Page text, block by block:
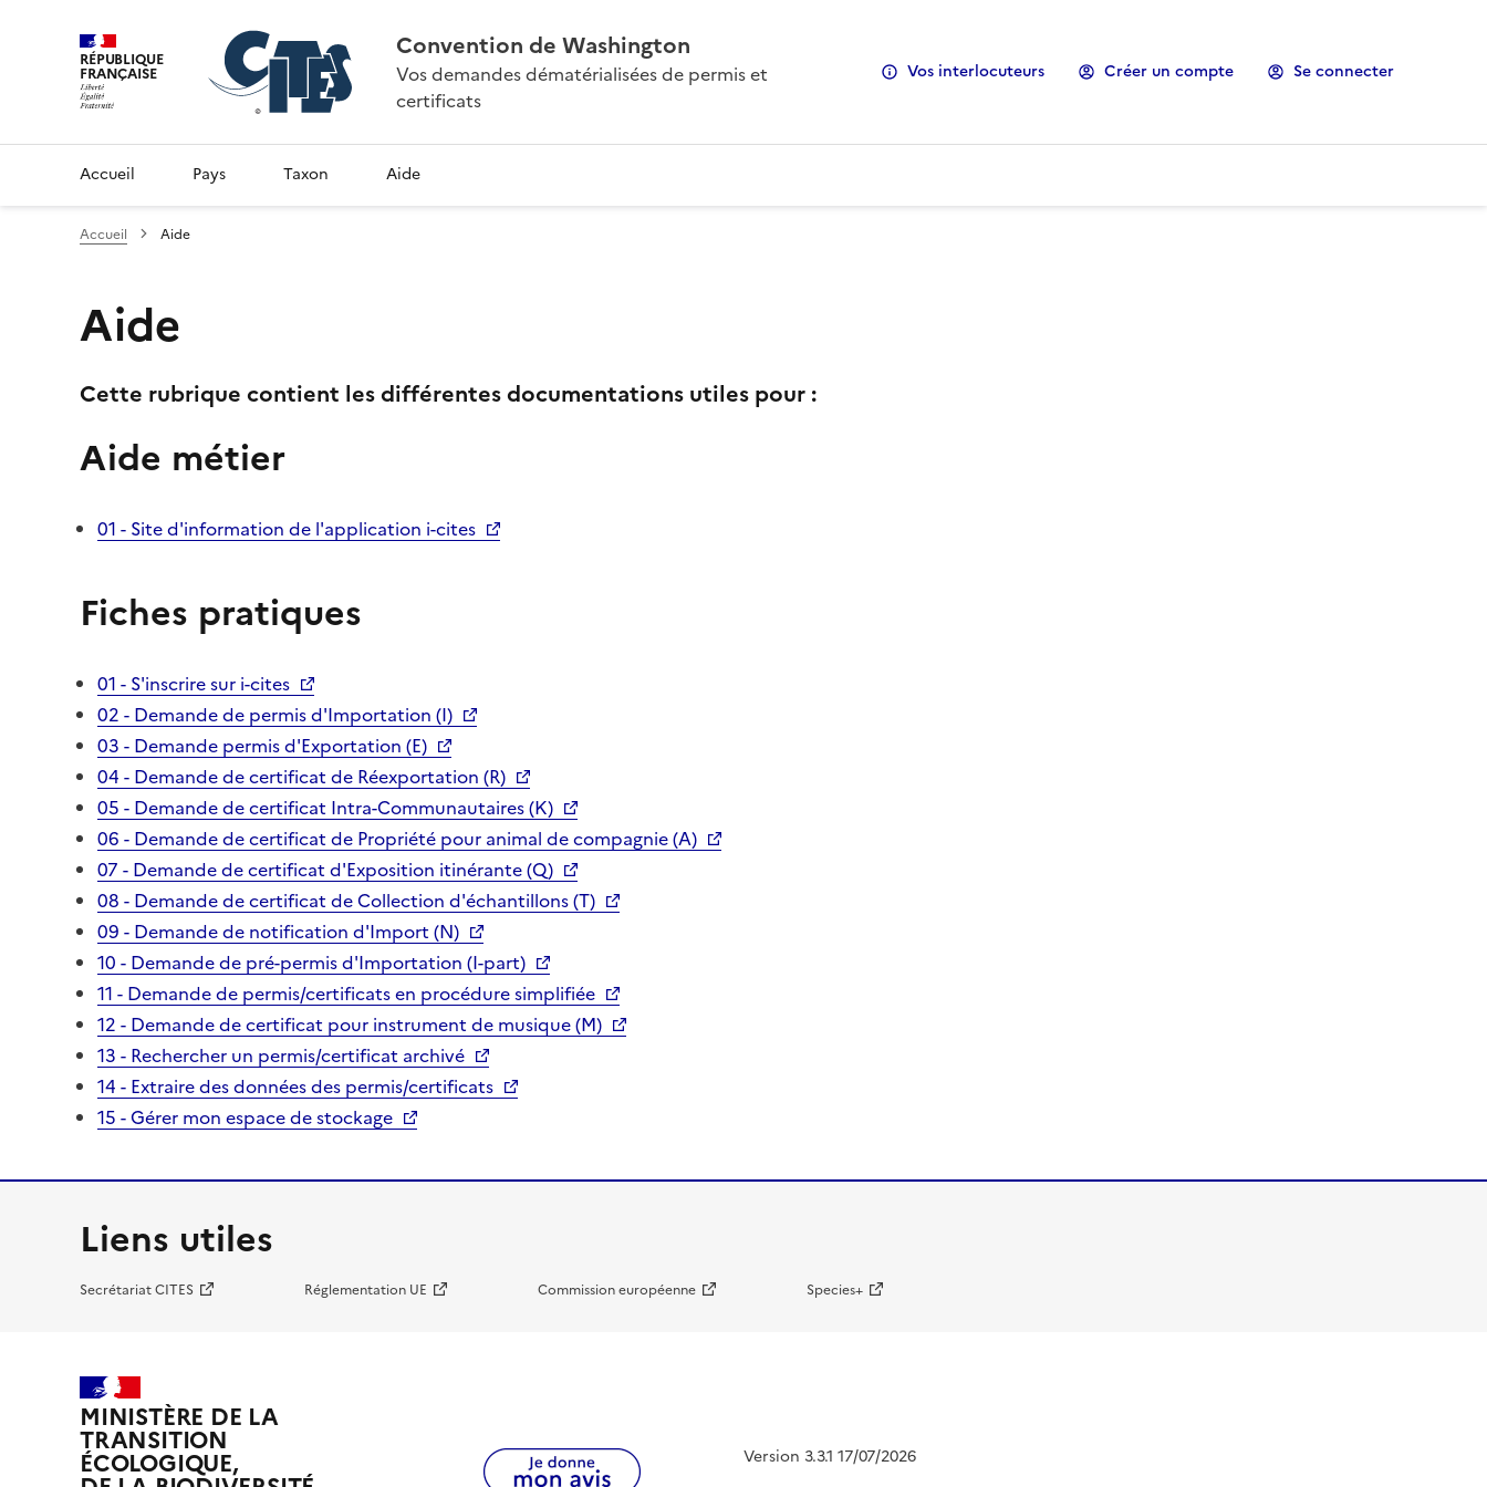
RÉPUBLIQUE
FRANÇAISE
Convention de Washington
Vos demandes dématérialisées de permis et
certificats
Vos interlocuteurs Créer un compte Se connecter
Accueil Pays Taxon Aide
Accueil Aide
Aide
Cette rubrique contient les différentes documentations utiles pour :
Aide métier
01 - Site d'information de l'application i-cites
Fiches pratiques
01 - S'inscrire sur i-cites
02 - Demande de permis d'Importation (I)
03 - Demande permis d'Exportation (E)
04 - Demande de certificat de Réexportation (R)
05 - Demande de certificat Intra-Communautaires (K)
06 - Demande de certificat de Propriété pour animal de compagnie (A)
07 - Demande de certificat d'Exposition itinérante (Q)
08 - Demande de certificat de Collection d'échantillons (T)
09 - Demande de notification d'Import (N)
10 - Demande de pré-permis d'Importation (I-part)
11 - Demande de permis/certificats en procédure simplifiée
12 - Demande de certificat pour instrument de musique (M)
13 - Rechercher un permis/certificat archivé
14 - Extraire des données des permis/certificats
15 - Gérer mon espace de stockage
Liens utiles
Secrétariat CITES Réglementation UE Commission européenne Species+
MINISTÈRE DE LA
TRANSITION
ÉCOLOGIQUE, Version 3.3.1 17/07/2026